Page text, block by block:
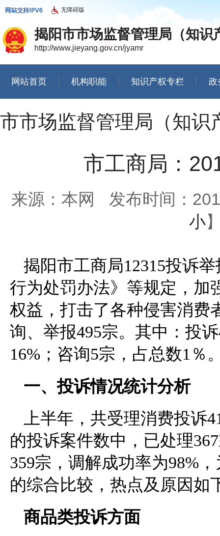
无障碍版
揭阳市市场监督管理局（知识
http://www.jieyang.gov.cn/jyamr
网站首页 机构职能 知识产权专栏 政
市市场监督管理局（知识
市工商局：
来源：本网
发布时间：
小
揭阳市工商局12315投诉
行为处罚办法》等规定，加
权益，打击了各种侵害消费
询、举报495宗。其中：投
16%；咨询5宗，占总数1％
一、投诉情况统计分析
上半年，共受理消费投诉
的投诉案件数中，已处理
359宗，调解成功率为98%
的综合比较，热点及原因如
商品类投诉方面